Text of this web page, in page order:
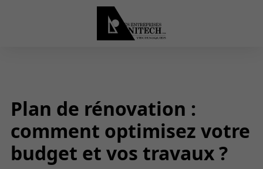
Plan de rénovation :
comment optimisez votre
budget et vos travaux ?